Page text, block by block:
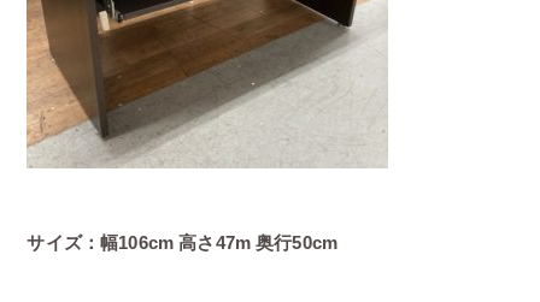
サイズ：幅106cm 高さ47m 奥行50cm